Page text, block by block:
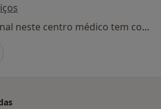
Nenhum profissional neste centro médico tem consultas disponíveis